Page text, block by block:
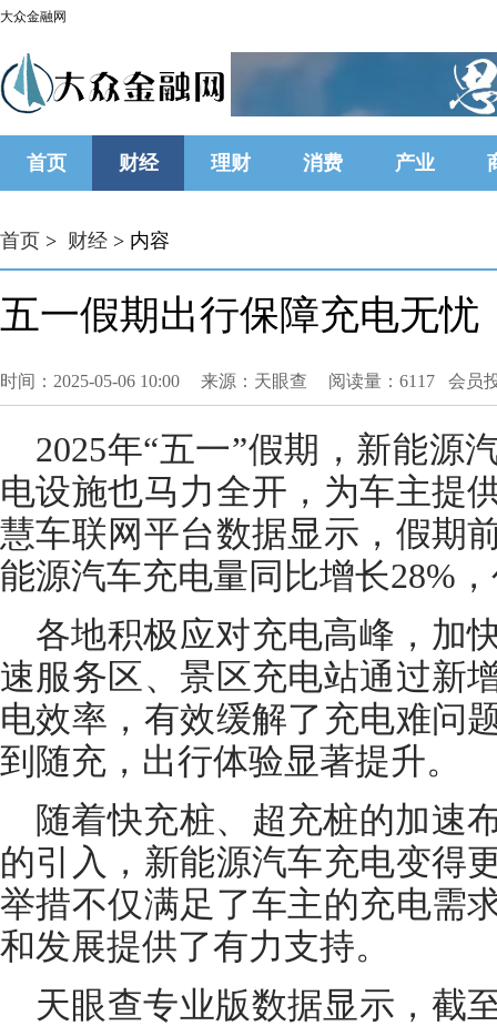
大众金融网
首页 财经 理财 消费 产业
首页 > 财经 > 内容
五一假期出行保障充电无忧
时间：2025-05-06 10:00 来源：天眼查 阅读量：6117 会员
2025年“五一”假期，新能源
电设施也马力全开，为车主提
慧车联网平台数据显示，假期
能源汽车充电量同比增长28%
各地积极应对充电高峰，加
速服务区、景区充电站通过新
电效率，有效缓解了充电难问
到随充，出行体验显著提升。
随着快充桩、超充桩的加速
的引入，新能源汽车充电变得
举措不仅满足了车主的充电需
和发展提供了有力支持。
天眼查专业版数据显示，截